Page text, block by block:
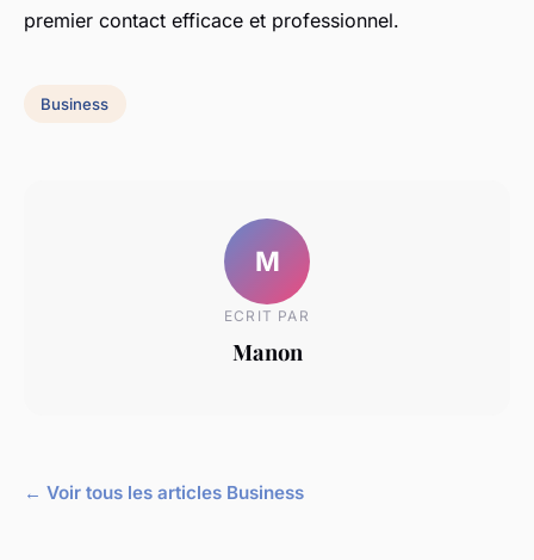
premier contact efficace et professionnel.
Business
M
ECRIT PAR
Manon
← Voir tous les articles Business